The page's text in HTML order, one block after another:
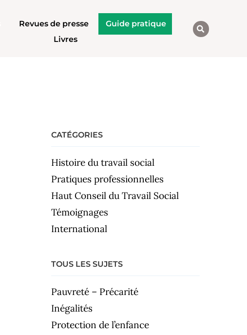
Revues de presse
Guide pratique
Livres
CATÉGORIES
Histoire du travail social
Pratiques professionnelles
Haut Conseil du Travail Social
Témoignages
International
TOUS LES SUJETS
Pauvreté – Précarité
Inégalités
Protection de l’enfance